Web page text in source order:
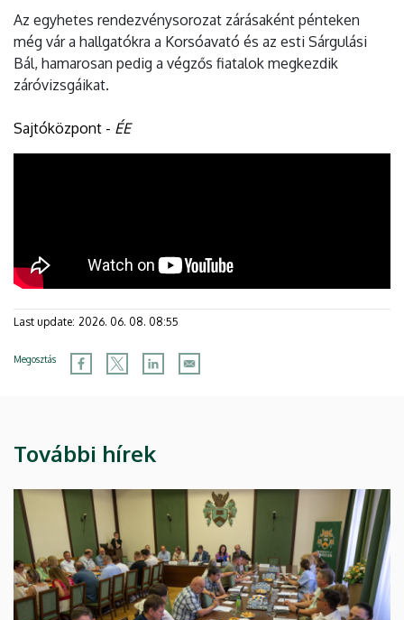
Az egyhetes rendezvénysorozat zárásaként pénteken
még vár a hallgatókra a Korsóavató és az esti Sárgulási
Bál, hamarosan pedig a végzős fiatalok megkezdik
záróvizsgáikat.
Sajtóközpont - ÉE
Last update: 2026. 06. 08. 08:55
Megosztás
További hírek